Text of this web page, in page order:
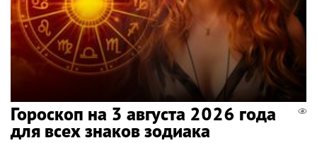
Гороскоп на 3 августа 2026 года
для всех знаков зодиака